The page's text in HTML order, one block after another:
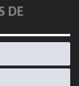
DE